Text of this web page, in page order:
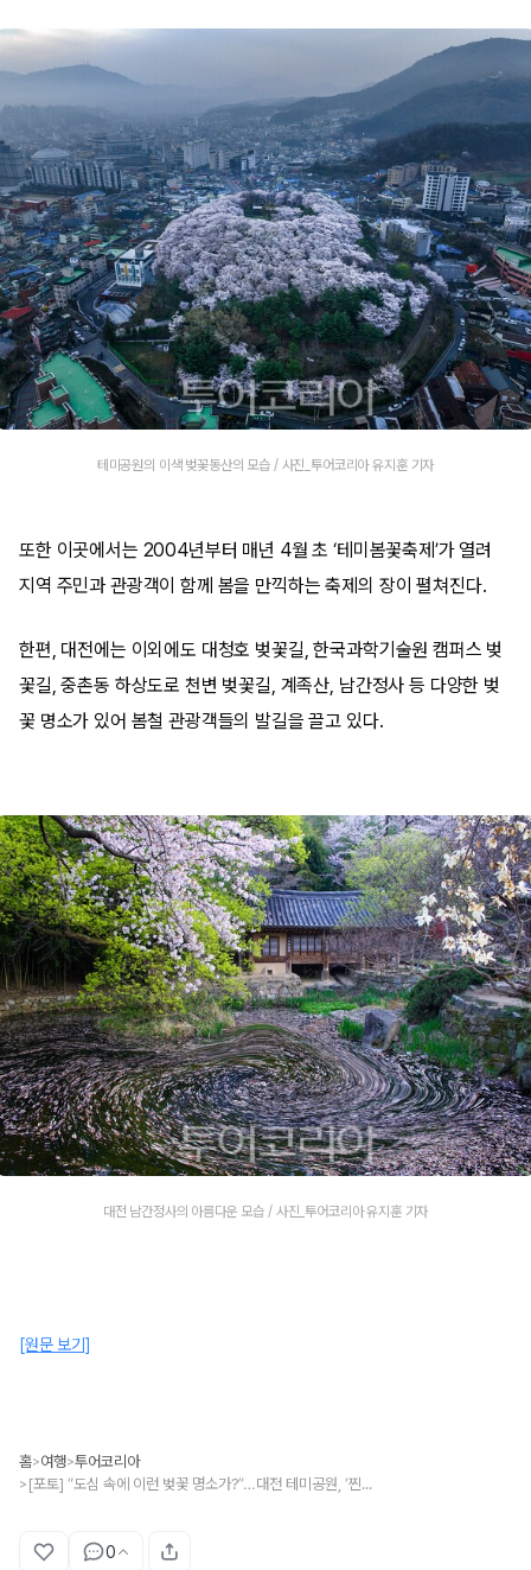
테미공원의 이색 벚꽃동산의 모습 / 사진_투어코리아 유지훈 기자
또한 이곳에서는 2004년부터 매년 4월 초 ‘테미봄꽃축제’가 열려
지역 주민과 관광객이 함께 봄을 만끽하는 축제의 장이 펼쳐진다.
한편, 대전에는 이외에도 대청호 벚꽃길, 한국과학기술원 캠퍼스 벚
꽃길, 중촌동 하상도로 천변 벚꽃길, 계족산, 남간정사 등 다양한 벚
꽃 명소가 있어 봄철 관광객들의 발길을 끌고 있다.
대전 남간정사의 아름다운 모습 / 사진_투어코리아 유지훈 기자
[원문 보기]
홈>여행>투어코리아
> [포토] “도심 속에 이런 벚꽃 명소가?”…대전 테미공원, ‘찐빵 벚꽃’으로 SNS 화제
0